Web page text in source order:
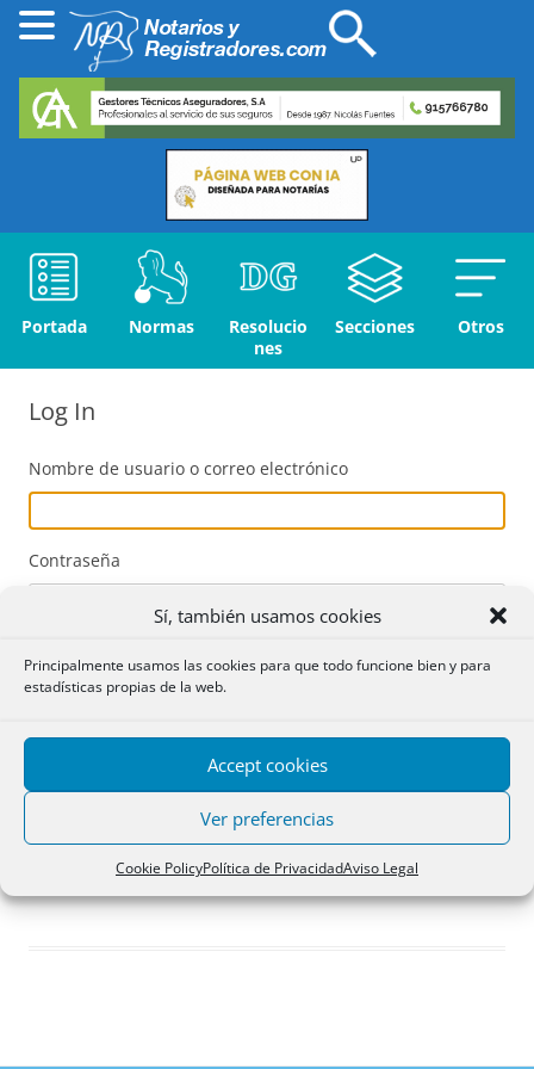
Sí, también usamos cookies
Principalmente usamos las cookies para que todo funcione bien y para
estadísticas propias de la web.
Accept cookies
Ver preferencias
Cookie PolicyPolítica de PrivacidadAviso Legal
Portada Normas
Resolucio
nes
Secciones Otros
Log In
Nombre de usuario o correo electrónico
Contraseña
Acceder
Registro
¿Has olvidado tu contraseña?